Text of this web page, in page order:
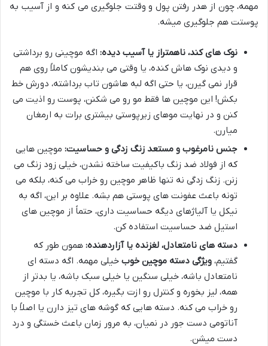
مهمه، چون از هدر رفتن پول و وقتت جلوگیری می کنه و از آسیب به
پوستت هم جلوگیری میشه.
نوک های کند، ناهمتراز یا آسیب دیده: اگه موچینی رو برداشتی
و دیدی نوک هاش کنده، یا وقتی می بندیشون کاملاً روی هم
قرار نمی گیرن، یا حتی اگه لبه هاشون تاب برداشته، دورش خط
بکش! این موچین ها فقط مو رو می شکنن، پوست رو اذیت می
کنن و در نهایت موهای زیرپوستی بیشتری برات به ارمغان
میارن.
جنس نامرغوب و مستعد زنگ زدگی و حساسیت: موچین هایی
که از فولاد ضد زنگ باکیفیت ساخته نشدن، خیلی زود زنگ می
زنن. زنگ زدگی نه تنها ظاهر موچین رو خراب می کنه، بلکه می
تونه باعث عفونت های پوستی هم بشه. علاوه بر این، اگه به
نیکل یا آلیاژهای دیگه حساسیت داری، حتماً از موچین های
استیل ضد حساسیت استفاده کن.
دسته های نامتعادل، لغزنده یا آزاردهنده: همون طور که
گفتیم، ویژگی دسته موچین خوب خیلی مهمه. اگه دسته ای
نامتعادل باشه، خیلی سنگین یا خیلی سبک باشه، یا بدتر از
همه، لیز بخوره و کنترل رو ازت بگیره، کل تجربه کار با موچین
رو خراب می کنه. دسته هایی که گوشه های تیز دارن یا اصلاً با
آناتومی دست جور در نمیان، به مرور زمان باعث خستگی و درد
دست میشن.